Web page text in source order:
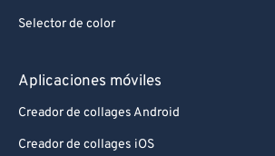
Selector de color
Aplicaciones móviles
Creador de collages Android
Creador de collages iOS